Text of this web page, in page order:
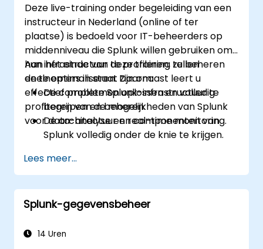
Deze live-training onder begeleiding van een
instructeur in Nederland (online of ter
plaatse) is bedoeld voor IT-beheerders op
middenniveau die Splunk willen gebruiken om
hun infrastructuur te profileren, te beheren
en te optimaliseren. Daarnaast leert u
effectief problemen oplossen en volledig
profiteren van de mogelijkheden van Splunk
voor data-analyse en real-time monitoring.
Aan het einde van deze training zullen
deelnemers in staat zijn om:
De complete Splunk-infrastructuur te
begrijpen en beheren.
De architectuur en componenten van
Splunk volledig onder de knie te krijgen.
effectief op te lossen.
Splunk optimaal in te zetten voor data-
analyse, monitoring en rapportage.
Data-inputs, gebruikersbeheer en
Lees meer...
Splunk-gegevensbeheer
14 Uren